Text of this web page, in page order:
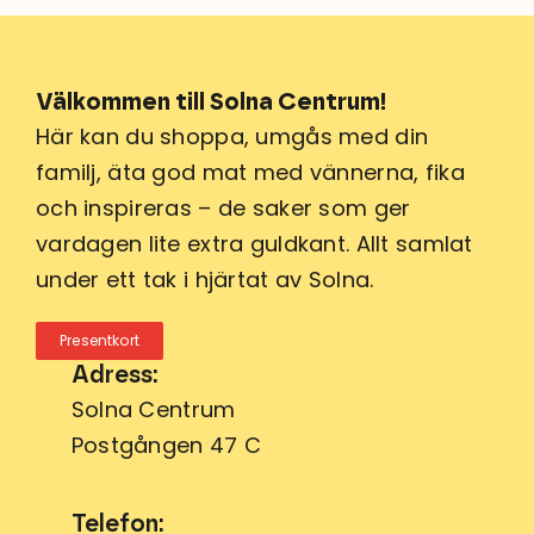
Välkommen till Solna Centrum!
Här kan du shoppa, umgås med din
familj, äta god mat med vännerna, fika
och inspireras – de saker som ger
vardagen lite extra guldkant. Allt samlat
under ett tak i hjärtat av Solna.
Presentkort
Adress:
Solna Centrum
Postgången 47 C
Telefon: